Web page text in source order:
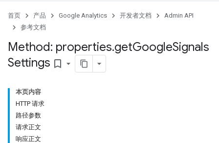
首页 产品 Google Analytics 开发者文档
Admin API
参考文档
Method: properties.getGoogleSignals
Settings bookmark_border
本页内容
HTTP 请求
路径参数
请求正文
响应正文